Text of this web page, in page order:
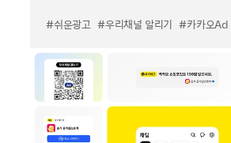
#쉬운광고 #우리채널 알리기 #카카오Ad